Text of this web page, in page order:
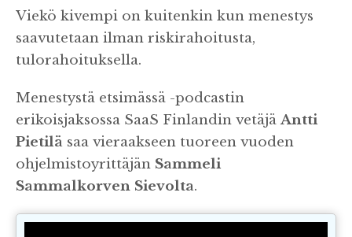
Viekö kivempi on kuitenkin kun menestys
saavutetaan ilman riskirahoitusta,
tulorahoituksella.
Menestystä etsimässä -podcastin
erikoisjaksossa SaaS Finlandin vetäjä Antti
Pietilä saa vieraakseen tuoreen vuoden
ohjelmistoyrittäjän Sammeli
Sammalkorven Sievolta.